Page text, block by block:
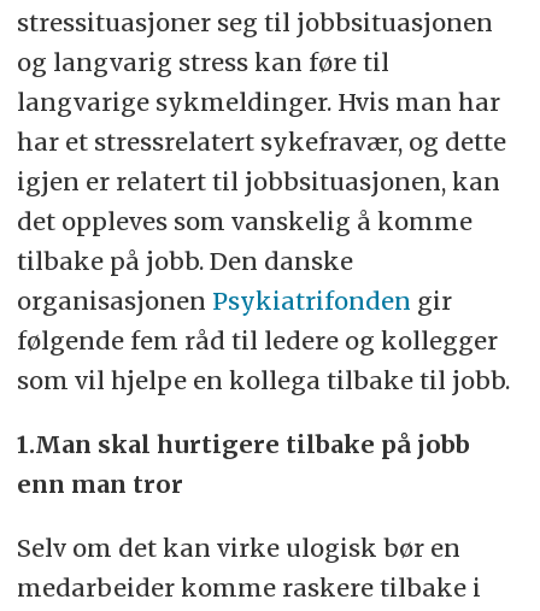
stressituasjoner seg til jobbsituasjonen
og langvarig stress kan føre til
langvarige sykmeldinger. Hvis man har
har et stressrelatert sykefravær, og dette
igjen er relatert til jobbsituasjonen, kan
det oppleves som vanskelig å komme
tilbake på jobb. Den danske
organisasjonen Psykiatrifonden gir
følgende fem råd til ledere og kollegger
som vil hjelpe en kollega tilbake til jobb.
1.Man skal hurtigere tilbake på jobb
enn man tror
Selv om det kan virke ulogisk bør en
medarbeider komme raskere tilbake i